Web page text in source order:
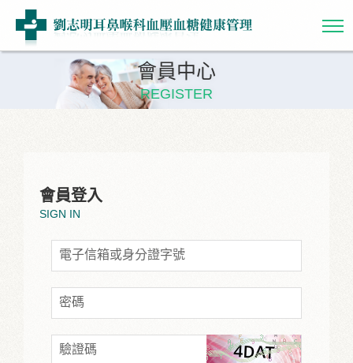
會員中心
REGISTER
會員登入
SIGN IN
電子信箱或身分證字號
密碼
驗證碼